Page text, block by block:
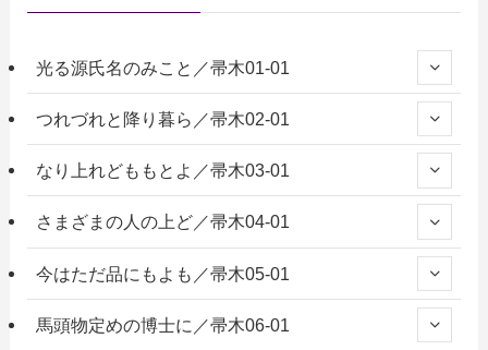
光る源氏名のみこと／帚木01-01
つれづれと降り暮ら／帚木02-01
なり上れどももとよ／帚木03-01
さまざまの人の上ど／帚木04-01
今はただ品にもよも／帚木05-01
馬頭物定めの博士に／帚木06-01